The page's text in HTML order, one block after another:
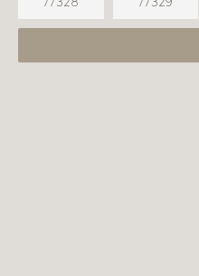
77328 77329